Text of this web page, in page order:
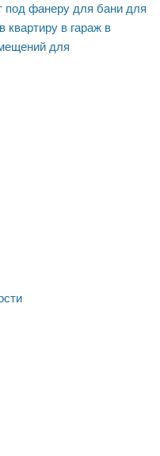
под фанеру для бани для
в квартиру в гараж в
для